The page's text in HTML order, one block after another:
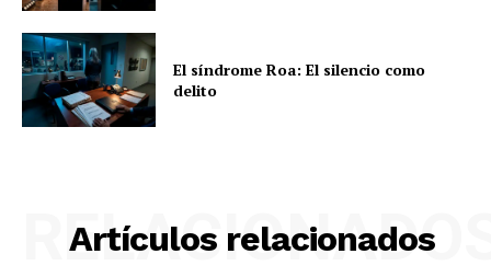
El síndrome Roa: El silencio como
delito
Artículos relacionados